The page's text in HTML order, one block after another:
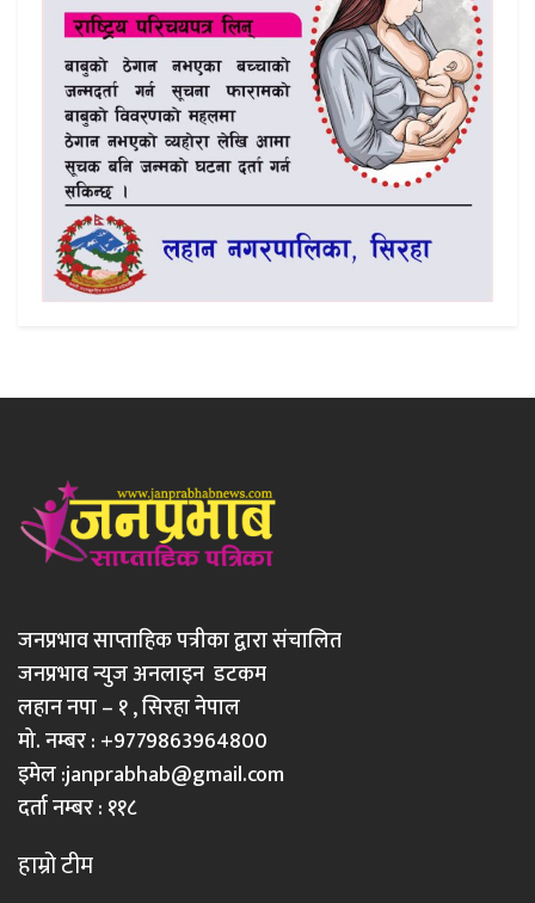
जनप्रभाव साप्ताहिक पत्रीका द्वारा संचालित
जनप्रभाव न्युज अनलाइन डटकम
लहान नपा – १ , सिरहा नेपाल
मो. नम्बर : +9779863964800
इमेल :janprabhab@gmail.com
दर्ता नम्बर : ११८
हाम्रो टीम